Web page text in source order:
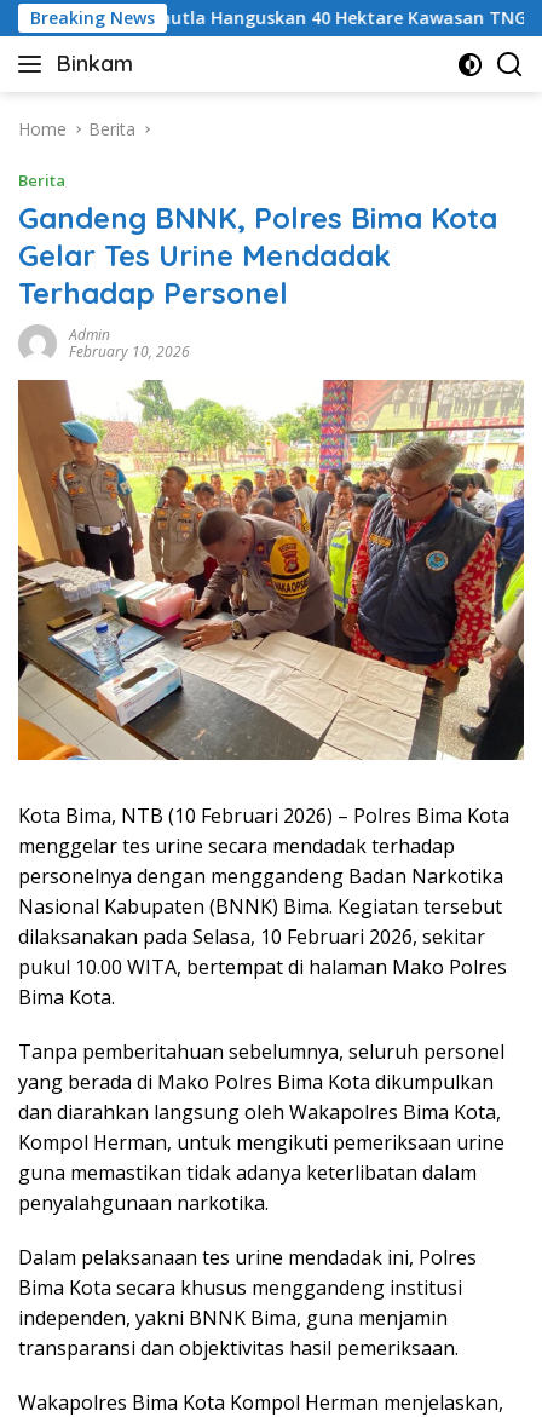
Skip
to
content
Breaking News
Karhutla Hanguskan 40 Hektare Kawasan TNGR
Binkam
Home Berita
Berita
Gandeng BNNK, Polres Bima Kota
Gelar Tes Urine Mendadak
Terhadap Personel
Admin
February 10, 2026
Kota Bima, NTB (10 Februari 2026) – Polres Bima Kota
menggelar tes urine secara mendadak terhadap
personelnya dengan menggandeng Badan Narkotika
Nasional Kabupaten (BNNK) Bima. Kegiatan tersebut
dilaksanakan pada Selasa, 10 Februari 2026, sekitar
pukul 10.00 WITA, bertempat di halaman Mako Polres
Bima Kota.
Tanpa pemberitahuan sebelumnya, seluruh personel
yang berada di Mako Polres Bima Kota dikumpulkan
dan diarahkan langsung oleh Wakapolres Bima Kota,
Kompol Herman, untuk mengikuti pemeriksaan urine
guna memastikan tidak adanya keterlibatan dalam
penyalahgunaan narkotika.
Dalam pelaksanaan tes urine mendadak ini, Polres
Bima Kota secara khusus menggandeng institusi
independen, yakni BNNK Bima, guna menjamin
transparansi dan objektivitas hasil pemeriksaan.
Wakapolres Bima Kota Kompol Herman menjelaskan,